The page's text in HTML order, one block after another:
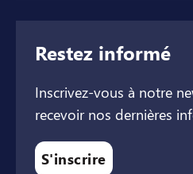
Restez informé
Inscrivez-vous à notre
recevoir nos dernières
S'inscrire